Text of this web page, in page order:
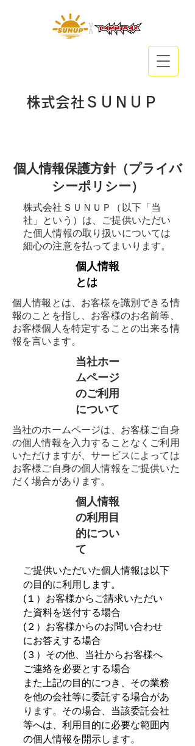
株式会社ＳＵＮＵＰ
個人情報保護方針（プライバ
シーポリシー）
株式会社ＳＵＮＵＰ（以下「当
社」という）は、ご提供いただい
た個人情報の取り扱いについては
細心の注意を払ってまいります。
個人情報
とは
個人情報とは、お客様を識別できる情
報のことを指し、お客様のお名前等、
お客様個人を特定することの出来る情
報を言います。
当社ホー
ムページ
のご利用
について
当社のホームページは、お客様ご自身
の個人情報を入力することなくご利用
いただけますが、サービスによっては
お客様ご自身の個人情報をご提供いた
だく場合があります。
個人情報
の利用目
的につい
て
ご提供いただいた個人情報は以下
の目的に利用します。
(１）お客様からご請求いただい
た資料を送付する場合
(２）お客様からのお問い合わせ
にお答えする場合
(３）その他、当社からお客様へ
ご連絡を必要とする場合
また上記の目的につき、その業務
を他の会社等に委託する場合があ
ります。その場合、当該委託会社
等へは、利用目的に必要な範囲内
の個人情報を開示します。